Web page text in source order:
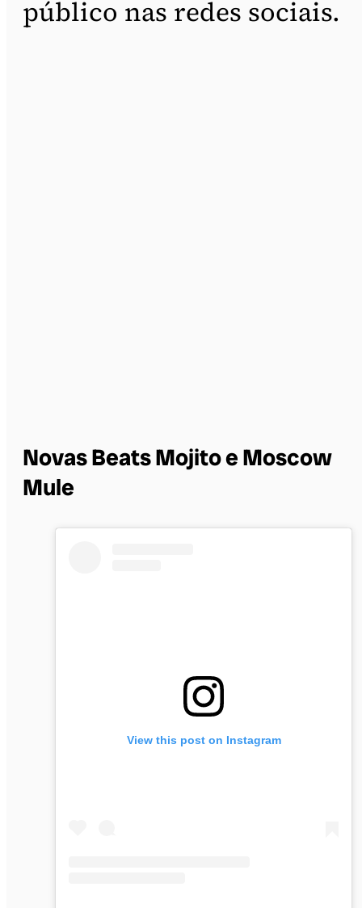
público nas redes sociais.
Novas Beats Mojito e Moscow
Mule
View this post on Instagram